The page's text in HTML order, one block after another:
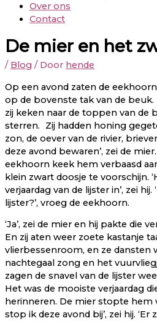
Over ons
Contact
De mier en het
/ Blog / Door hende
Op een avond zaten de
op de bovenste tak van de
zij keken naar de toppen van de
sterren. Zij hadden honing
zon, de oever van de rivier,
deze avond bewaren’, zei de mier.
eekhoorn keek hem verbaasd
klein zwart doosje te voorschijn.
verjaardag van de lijster in’, zei hij.
lijster?’, vroeg de eekhoorn.
‘Ja’, zei de mier en hij pakte die
En zij aten weer zoete kastanje
vlierbessenroom, en ze dansten
nachtegaal zong en het
zagen de snavel van de lijster
Het was de mooiste verjaardag
herinneren. De mier stopte hem
stop ik deze avond bij’, zei hij. ‘Er